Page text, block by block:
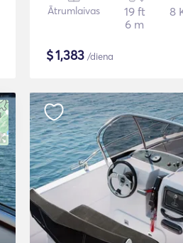
Ātrumlaivas
19 ft
6 m
8
$1,383 /diena